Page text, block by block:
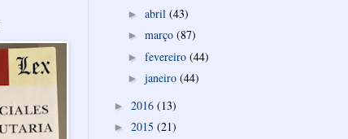
► abril (43)
► março (87)
► fevereiro (44)
► janeiro (44)
► 2016 (13)
► 2015 (21)